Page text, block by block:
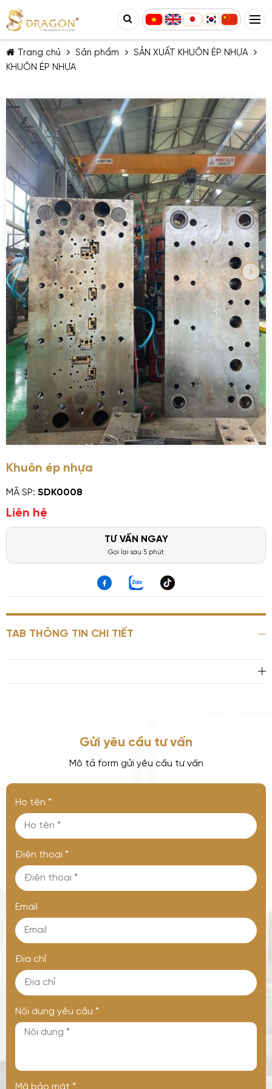
TIẾP TỤC MUA HÀNG
Trang chủ Sản phẩm
SẢN XUẤT KHUÔN ÉP NHỰA
KHUÔN ÉP NHỰA
Khuôn ép nhựa
MÃ SP: SDK0008
Liên hệ
TƯ VẤN NGAY
Gọi lại sau 5 phút
TAB THÔNG TIN CHI TIẾT
GỬI THÔNG TIN ĐỂ CHÚNG TÔI TƯ VẤN
Gửi yêu cầu tư vấn
Mô tả form gửi yêu cầu tư vấn
Họ tên *
Điện thoại *
Email
Địa chỉ
Nội dung yêu cầu *
Mã bảo mật *